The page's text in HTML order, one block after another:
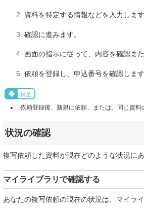
資料を特定する情報などを入力します
確認に進みます。
画面の指示に従って、内容を確認また
依頼を登録し、申込番号を確認します
補足
依頼登録後、新規に依頼、または、同じ資料
状況の確認
複写依頼した資料が現在どのような状況に
マイライブラリで確認する
あなたの複写依頼の現在の状況は、マイラ